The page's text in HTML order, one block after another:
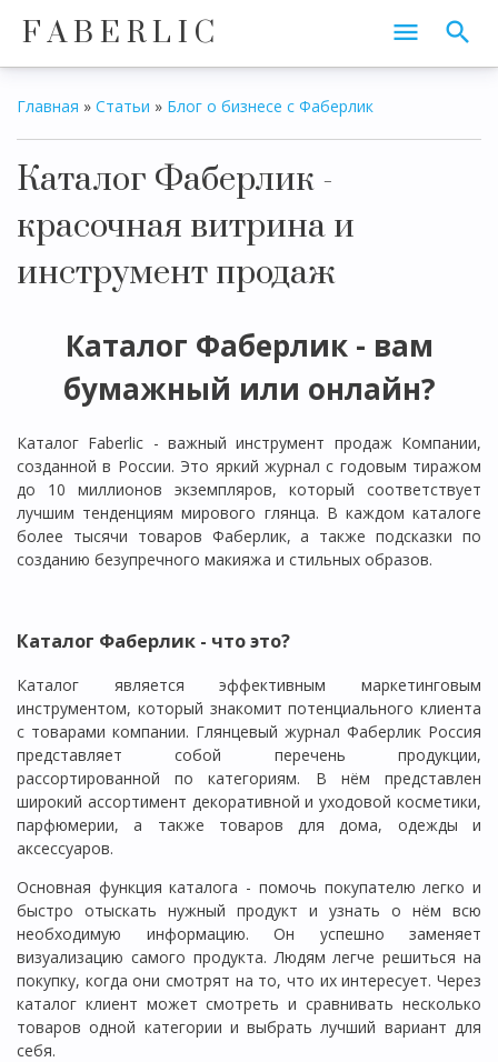
F A B E R L I C
Главная » Статьи » Блог о бизнесе с Фаберлик
Каталог Фаберлик -
красочная витрина и
инструмент продаж
Каталог Фаберлик - вам
бумажный или онлайн?
Каталог Faberlic - важный инструмент продаж Компании,
созданной в России. Это яркий журнал с годовым тиражом
до 10 миллионов экземпляров, который соответствует
лучшим тенденциям мирового глянца. В каждом каталоге
более тысячи товаров Фаберлик, а также подсказки по
созданию безупречного макияжа и стильных образов.
Каталог Фаберлик - что это?
Каталог является эффективным маркетинговым
инструментом, который знакомит потенциального клиента
с товарами компании. Глянцевый журнал Фаберлик Россия
представляет собой перечень продукции,
рассортированной по категориям. В нём представлен
широкий ассортимент декоративной и уходовой косметики,
парфюмерии, а также товаров для дома, одежды и
аксессуаров.
Основная функция каталога - помочь покупателю легко и
быстро отыскать нужный продукт и узнать о нём всю
необходимую информацию. Он успешно заменяет
визуализацию самого продукта. Людям легче решиться на
покупку, когда они смотрят на то, что их интересует. Через
каталог клиент может смотреть и сравнивать несколько
товаров одной категории и выбрать лучший вариант для
себя.